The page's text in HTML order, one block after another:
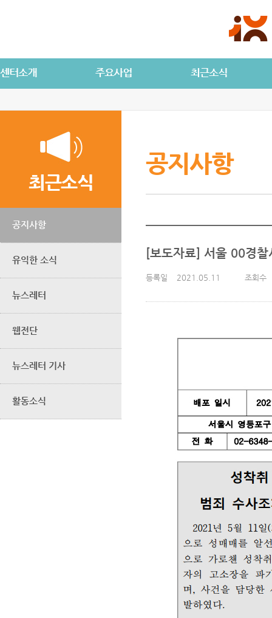
최근소식
공지사항
유익한 소식
뉴스레터
웹전단
뉴스레터 기사
활동소식
공지사항
[보도자료] 서울 00경
등록일 2021.05.11 조회수